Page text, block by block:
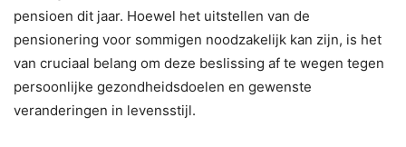
pensioen dit jaar. Hoewel het uitstellen van de
pensionering voor sommigen noodzakelijk kan zijn, is het
van cruciaal belang om deze beslissing af te wegen tegen
persoonlijke gezondheidsdoelen en gewenste
veranderingen in levensstijl.